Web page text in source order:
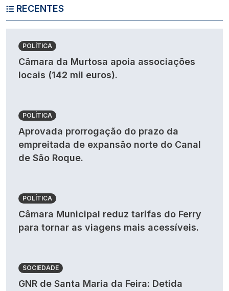
RECENTES
POLÍTICA
Câmara da Murtosa apoia associações
locais (142 mil euros).
POLÍTICA
Aprovada prorrogação do prazo da
empreitada de expansão norte do Canal
de São Roque.
POLÍTICA
Câmara Municipal reduz tarifas do Ferry
para tornar as viagens mais acessíveis.
SOCIEDADE
GNR de Santa Maria da Feira: Detida